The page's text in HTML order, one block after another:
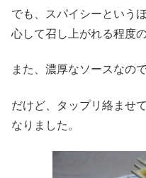
でも、スパイシーという
心して召し上がれる程度
また、濃厚なソースなの
だけど、タップリ絡ませ
なりました。